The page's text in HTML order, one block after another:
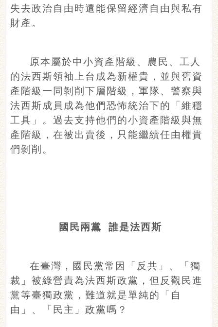
失去政治自由時還能保留經濟自由與私有
財產。
原本屬於中小資產階級、農民、工人
的法西斯領袖上台成為新權貴，並與舊資
產階級一同剝削下層階級，軍隊、警察與
法西斯成員成為他們恐怖統治下的「維穩
工具」。過去支持他們的小資產階級與無
產階級，在被出賣後，只能繼續任由權貴
們剝削。
國民兩黨 誰是法西斯
在臺灣，國民黨常因「反共」、「獨
裁」被綠營責為法西斯政黨，但反觀民進
黨等臺獨政黨，難道就是單純的「自
由」、「民主」政黨嗎？